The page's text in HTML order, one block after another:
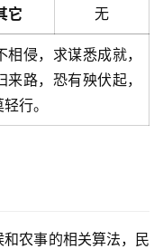
它 无
侵，求谋悉成就，
路，恐有殃伏起，
行。
农事的相关算法，民